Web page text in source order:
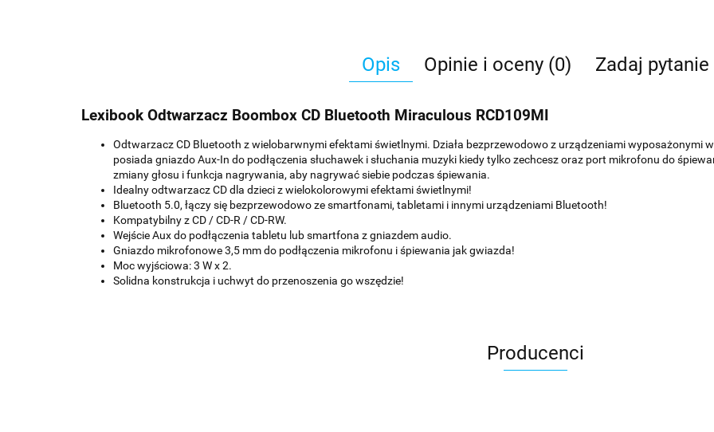
Opis Opinie i oceny (0) Zadaj pytanie
Lexibook Odtwarzacz Boombox CD Bluetooth Miraculous RCD109MI
Odtwarzacz CD Bluetooth z wielobarwnymi efektami świetlnymi. Działa bezprzewodowo z urządzeniami wyposażonymi
posiada gniazdo Aux-In do podłączenia słuchawek i słuchania muzyki kiedy tylko zechcesz oraz port mikrofonu do
zmiany głosu i funkcja nagrywania, aby nagrywać siebie podczas śpiewania.
Idealny odtwarzacz CD dla dzieci z wielokolorowymi efektami świetlnymi!
Bluetooth 5.0, łączy się bezprzewodowo ze smartfonami, tabletami i innymi urządzeniami Bluetooth!
Kompatybilny z CD / CD-R / CD-RW.
Wejście Aux do podłączenia tabletu lub smartfona z gniazdem audio.
Gniazdo mikrofonowe 3,5 mm do podłączenia mikrofonu i śpiewania jak gwiazda!
Moc wyjściowa: 3 W x 2.
Solidna konstrukcja i uchwyt do przenoszenia go wszędzie!
Producenci